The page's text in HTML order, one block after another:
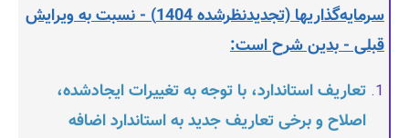
سرمایه‌گذاریها (تجدیدنظرشده 1404) - نسبت به ویرایش
قبلی - بدین شرح است:
تعاریف استاندارد، با توجه به تغییرات ایجادشده،
اصلاح و برخی تعاریف جدید به استاندارد اضافه